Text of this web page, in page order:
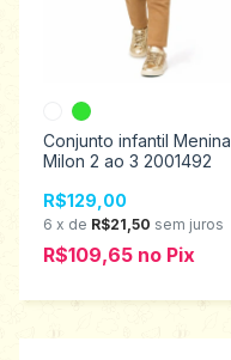
Conjunto infantil Menina
Milon 2 ao 3 2001492
R$129,00
6 x de R$21,50 sem juros
R$109,65 no Pix